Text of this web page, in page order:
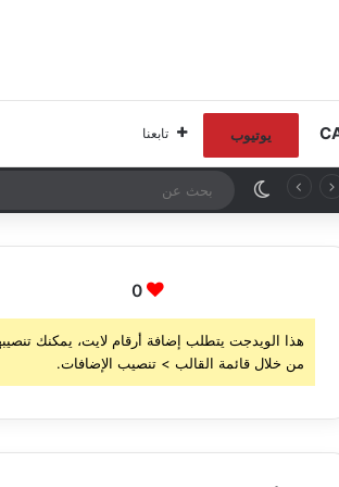
يوتيوب تابعنا
الوضع المظلم
0
هذا الويدجت يتطلب إضافة أرقام لايت، يمكنك
من خلال قائمة القالب > تنصيب الإضافات.